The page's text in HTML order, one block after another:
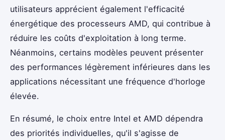
utilisateurs apprécient également l'efficacité
énergétique des processeurs AMD, qui contribue à
réduire les coûts d'exploitation à long terme.
Néanmoins, certains modèles peuvent présenter
des performances légèrement inférieures dans les
applications nécessitant une fréquence d'horloge
élevée.
En résumé, le choix entre Intel et AMD dépendra
des priorités individuelles, qu'il s'agisse de